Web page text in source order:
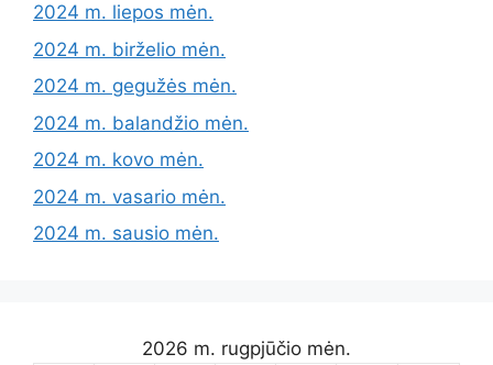
2024 m. liepos mėn.
2024 m. birželio mėn.
2024 m. gegužės mėn.
2024 m. balandžio mėn.
2024 m. kovo mėn.
2024 m. vasario mėn.
2024 m. sausio mėn.
2026 m. rugpjūčio mėn.